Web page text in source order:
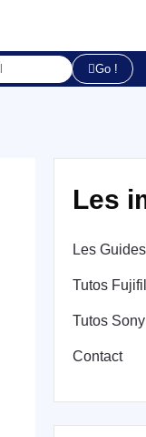
Go !
Les
Les
Tutos
Tutos Sony
Contact